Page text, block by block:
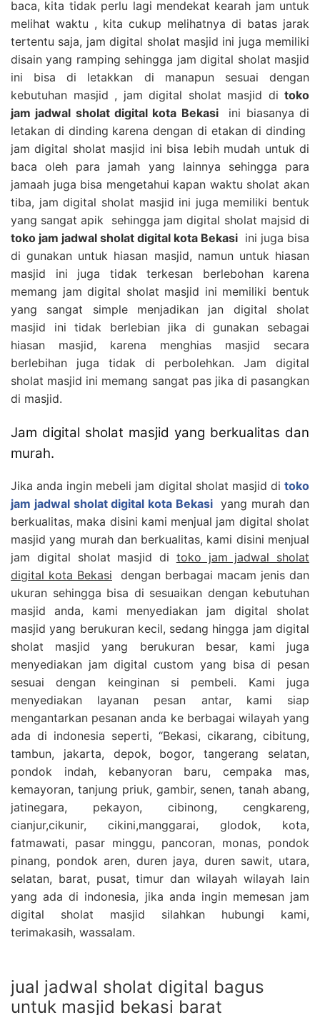
baca, kita tidak perlu lagi mendekat kearah jam untuk
melihat waktu , kita cukup melihatnya di batas jarak
tertentu saja, jam digital sholat masjid ini juga memiliki
disain yang ramping sehingga jam digital sholat masjid
ini bisa di letakkan di manapun sesuai dengan
kebutuhan masjid , jam digital sholat masjid di toko
jam jadwal sholat digital kota Bekasiini biasanya di
letakan di dinding karena dengan di etakan di dinding
jam digital sholat masjid ini bisa lebih mudah untuk di
baca oleh para jamah yang lainnya sehingga para
jamaah juga bisa mengetahui kapan waktu sholat akan
tiba, jam digital sholat masjid ini juga memiliki bentuk
yang sangat apik sehingga jam digital sholat majsid di
toko jam jadwal sholat digital kota Bekasi ini juga bisa
di gunakan untuk hiasan masjid, namun untuk hiasan
masjid ini juga tidak terkesan berlebohan karena
memang jam digital sholat masjid ini memiliki bentuk
yang sangat simple menjadikan jan digital sholat
masjid ini tidak berlebian jika di gunakan sebagai
hiasan masjid, karena menghias masjid secara
berlebihan juga tidak di perbolehkan. Jam digital
sholat masjid ini memang sangat pas jika di pasangkan
di masjid.
Jam digital sholat masjid yang berkualitas dan
murah.
Jika anda ingin mebeli jam digital sholat masjid di toko
jam jadwal sholat digital kota Bekasiyang murah dan
berkualitas, maka disini kami menjual jam digital sholat
masjid yang murah dan berkualitas, kami disini menjual
jam digital sholat masjid di toko jam jadwal sholat
digital kota Bekasi dengan berbagai macam jenis dan
ukuran sehingga bisa di sesuaikan dengan kebutuhan
masjid anda, kami menyediakan jam digital sholat
masjid yang berukuran kecil, sedang hingga jam digital
sholat masjid yang berukuran besar, kami juga
menyediakan jam digital custom yang bisa di pesan
sesuai dengan keinginan si pembeli. Kami juga
menyediakan layanan pesan antar, kami siap
mengantarkan pesanan anda ke berbagai wilayah yang
ada di indonesia seperti, “Bekasi, cikarang, cibitung,
tambun, jakarta, depok, bogor, tangerang selatan,
pondok indah, kebanyoran baru, cempaka mas,
kemayoran, tanjung priuk, gambir, senen, tanah abang,
jatinegara, pekayon, cibinong, cengkareng,
cianjur,cikunir, cikini,manggarai, glodok, kota,
fatmawati, pasar minggu, pancoran, monas, pondok
pinang, pondok aren, duren jaya, duren sawit, utara,
selatan, barat, pusat, timur dan wilayah wilayah lain
yang ada di indonesia, jika anda ingin memesan jam
digital sholat masjid silahkan hubungi kami,
terimakasih, wassalam.
jual jadwal sholat digital bagus
untuk masjid bekasi barat